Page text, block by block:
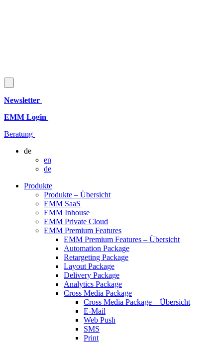
Newsletter
EMM Login
Beratung
de
en
de
Produkte
Produkte – Übersicht
EMM SaaS
EMM Inhouse
EMM Private Cloud
EMM Premium Features
EMM Premium Features – Übersicht
Automation Package
Retargeting Package
Layout Package
Delivery Package
Analytics Package
Cross Media Package
Cross Media Package – Übersicht
E-Mail
Web Push
SMS
Print